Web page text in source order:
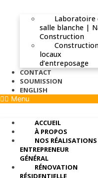
Laboratoire
salle blanche |
Construction
locaux
d’entreposage
CONTACT
SOUMISSION
ENGLISH
Menu
ACCUEIL
À PROPOS
NOS
ENTREPRENEUR
GÉNÉRAL
RÉNOVATION
RÉSIDENTIELLE